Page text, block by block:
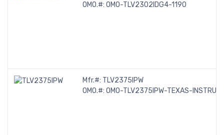
OMO.#: OMO-TLV2302IDG4-1190
Mfr.#: TLV2375IPW
OMO.#: OMO-TLV2375IPW-TEXAS-